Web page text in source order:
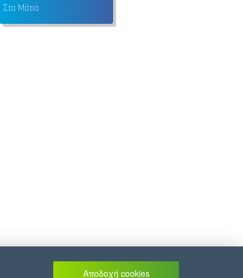
Στα Μάτια
Αποδοχή cookies